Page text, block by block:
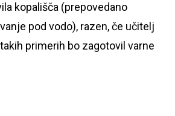
kopališča (prepovedano
pod vodo), razen, če učitelj
primerih bo zagotovil varne